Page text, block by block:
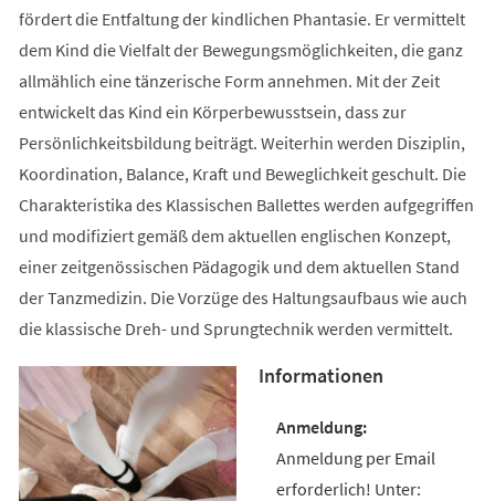
fördert die Entfaltung der kindlichen Phantasie. Er vermittelt
dem Kind die Vielfalt der Bewegungsmöglichkeiten, die ganz
allmählich eine tänzerische Form annehmen. Mit der Zeit
entwickelt das Kind ein Körperbewusstsein, dass zur
Persönlichkeitsbildung beiträgt. Weiterhin werden Disziplin,
Koordination, Balance, Kraft und Beweglichkeit geschult. Die
Charakteristika des Klassischen Ballettes werden aufgegriffen
und modifiziert gemäß dem aktuellen englischen Konzept,
einer zeitgenössischen Pädagogik und dem aktuellen Stand
der Tanzmedizin. Die Vorzüge des Haltungsaufbaus wie auch
die klassische Dreh- und Sprungtechnik werden vermittelt.
Informationen
Anmeldung per Email
erforderlich! Unter: